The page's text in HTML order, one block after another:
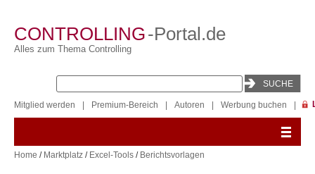
CONTROLLING-Portal.de
Alles zum Thema Controlling
Mitglied werden Premium-Bereich Autoren Werbung buchen
Home / Marktplatz / Excel-Tools / Berichtsvorlagen